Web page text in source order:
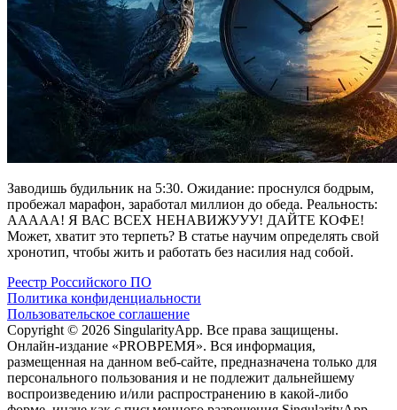
Заводишь будильник на 5:30. Ожидание: проснулся бодрым,
пробежал марафон, заработал миллион до обеда. Реальность:
ААААА! Я ВАС ВСЕХ НЕНАВИЖУУУ! ДАЙТЕ КОФЕ!
Может, хватит это терпеть? В статье научим определять свой
хронотип, чтобы жить и работать без насилия над собой.
Реестр Российского ПО
Политика конфиденциальности
Пользовательское соглашение
Copyright © 2026 SingularityApp. Все права защищены.
Онлайн-издание «PROВРЕМЯ». Вся информация,
размещенная на данном веб-сайте, предназначена только для
персонального пользования и не подлежит дальнейшему
воспроизведению и/или распространению в какой-либо